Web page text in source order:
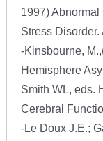
1997)
Stress
-Kinsbourne,
Hemisphere
Smith WL, eds.
Cerebral
-Le Doux J.E.;